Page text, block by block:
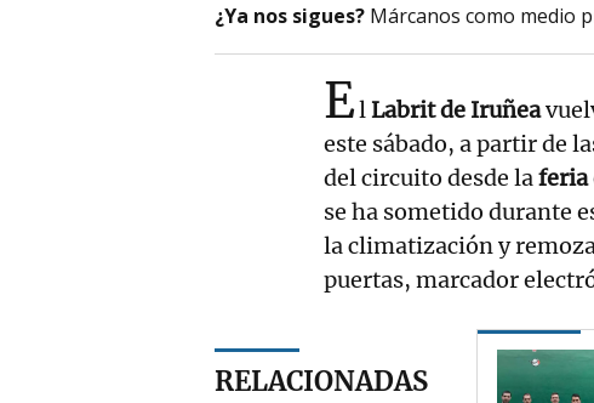
¿Ya nos sigues? Márcanos como medio
ElLabrit de Iruñea
este sábado, a partir de
del circuito desde laferia
se ha sometido durante
la climatización y
puertas, marcador
RELACIONADAS